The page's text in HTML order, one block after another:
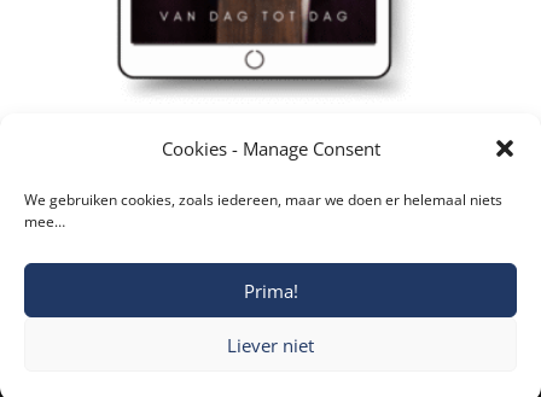
Cookies - Manage Consent
We gebruiken cookies, zoals iedereen, maar we doen er helemaal niets
mee…
Prima!
Liever niet
e-book – De Goede Week, van dag tot dag